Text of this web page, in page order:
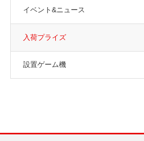
イベント&ニュース
入荷プライズ
設置ゲーム機